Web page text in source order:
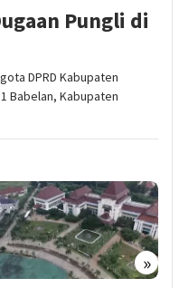
Pungli di
DPRD Kabupaten
Babelan, Kabupaten
»